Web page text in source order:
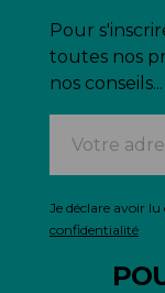
Pour
toutes nos
nos conseils...
Je déclare avoir
confidentialité